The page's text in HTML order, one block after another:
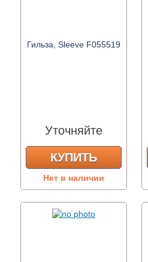
Гильза, Sleeve F055519
Уточняйте
КУПИТЬ
Нет в наличии